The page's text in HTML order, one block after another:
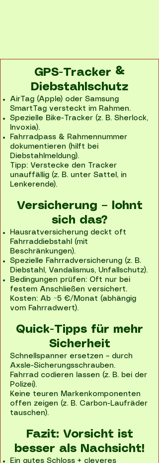
GPS-Tracker &
Diebstahlschutz
AirTag (Apple) oder Samsung
SmartTag versteckt im Rahmen.
Spezielle Bike-Tracker (z. B. Sherlock,
Invoxia).
Fahrradpass & Rahmennummer
dokumentieren (hilft bei
Diebstahlmeldung).
Tipp: Verstecke den Tracker
unauffällig (z. B. unter Sattel, in
Lenkerende).
Versicherung – lohnt
sich das?
Hausratversicherung deckt oft
Fahrraddiebstahl (mit
Beschränkungen).
Spezielle Fahrradversicherung (z. B.
Diebstahl, Vandalismus, Unfallschutz).
Bedingungen prüfen: Oft nur bei
festem Anschließen versichert.
Kosten: Ab ~5 €/Monat (abhängig
vom Fahrradwert).
Quick-Tipps für mehr
Sicherheit
Schnellspanner ersetzen – durch
Axsle-Sicherungsschrauben.
Fahrrad codieren lassen (z. B. bei der
Polizei).
Keine teuren Markenkomponenten
offen zeigen (z. B. Carbon-Laufräder
tauschen).
Fazit: Vorsicht ist
besser als Nachsicht!
Ein gutes Schloss + cleveres